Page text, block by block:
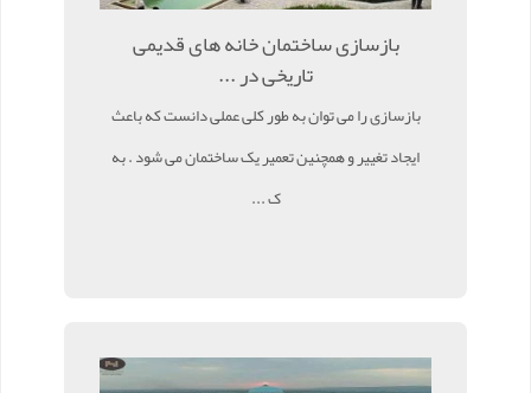
بازسازی ساختمان خانه های قدیمی
تاریخی در ...
بازسازی را می توان به طور کلی عملی دانست که باعث
ایجاد تغییر و همچنین تعمیر یک ساختمان می شود . به
ک ...